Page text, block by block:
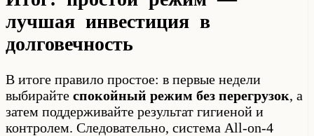
лучшая инвестиция в
долговечность
В итоге правило простое: в первые недели
выбирайте спокойный режим без перегрузок, а
затем поддерживайте результат гигиеной и
контролем. Следовательно, система All-on-4